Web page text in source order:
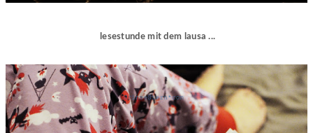
lesestunde mit dem lausa ...